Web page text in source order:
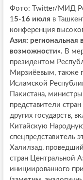
Фото: Twitter/МИД
15-16 июля в
конференция
Азия: региональная
возможности». В
президентом
Мирзиёевым, также
Исламской
Пакистана,
представители
других государств,
Китайскую
спецпредставитель
Халилзад,
стран Центральной
инициированного